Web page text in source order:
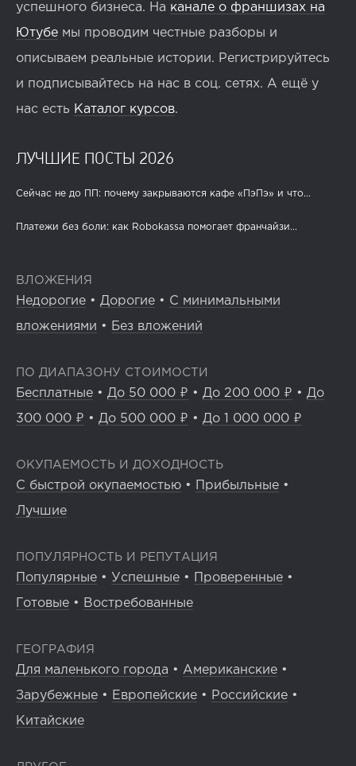
успешного бизнеса. На канале о франшизах на
Ютубе мы проводим честные разборы и
описываем реальные истории. Регистрируйтесь
и подписывайтесь на нас в соц. сетях. А ещё у
нас есть Каталог курсов.
ЛУЧШИЕ ПОСТЫ 2026
Сейчас не до ПП: почему закрываются кафе «ПэПэ» и что...
Платежи без боли: как Robokassa помогает франчайзи...
ВЛОЖЕНИЯ
Недорогие • Дорогие • С минимальными
вложениями • Без вложений
ПО ДИАПАЗОНУ СТОИМОСТИ
Бесплатные • До 50 000 ₽ • До 200 000 ₽ • До
300 000 ₽ • До 500 000 ₽ • До 1 000 000 ₽
ОКУПАЕМОСТЬ И ДОХОДНОСТЬ
С быстрой окупаемостью • Прибыльные •
Лучшие
ПОПУЛЯРНОСТЬ И РЕПУТАЦИЯ
Популярные • Успешные • Проверенные •
Готовые • Востребованные
ГЕОГРАФИЯ
Для маленького города • Американские •
Зарубежные • Европейские • Российские •
Китайские